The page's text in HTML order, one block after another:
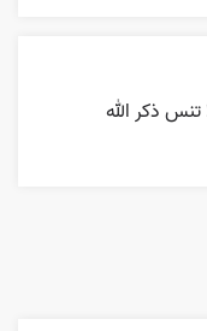
ذکر الله